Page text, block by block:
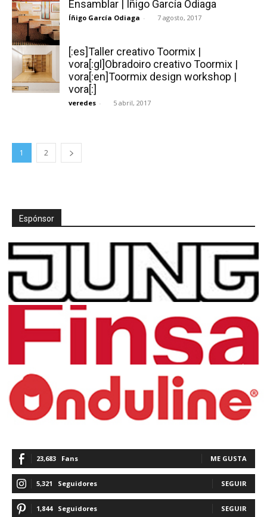
Ensamblar | Íñigo García Odiaga
Íñigo García Odiaga - 7 agosto, 2017
[:es]Taller creativo Toormix |
vora[:gl]Obradoiro creativo Toormix |
vora[:en]Toormix design workshop |
vora[:]
veredes - 5 abril, 2017
1 2
Espónsor
23,683 Fans ME GUSTA
5,321 Seguidores SEGUIR
1,844 Seguidores SEGUIR